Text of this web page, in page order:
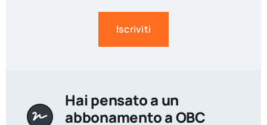
Iscriviti
Hai pensato a un
abbonamento a OBC